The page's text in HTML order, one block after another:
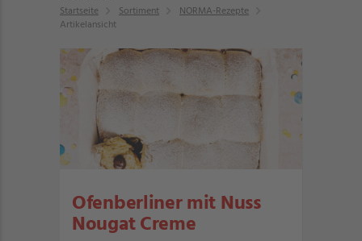
Startseite
Sortiment
NORMA-Rezepte
Artikelansicht
Ofenberliner mit Nuss
Nougat Creme